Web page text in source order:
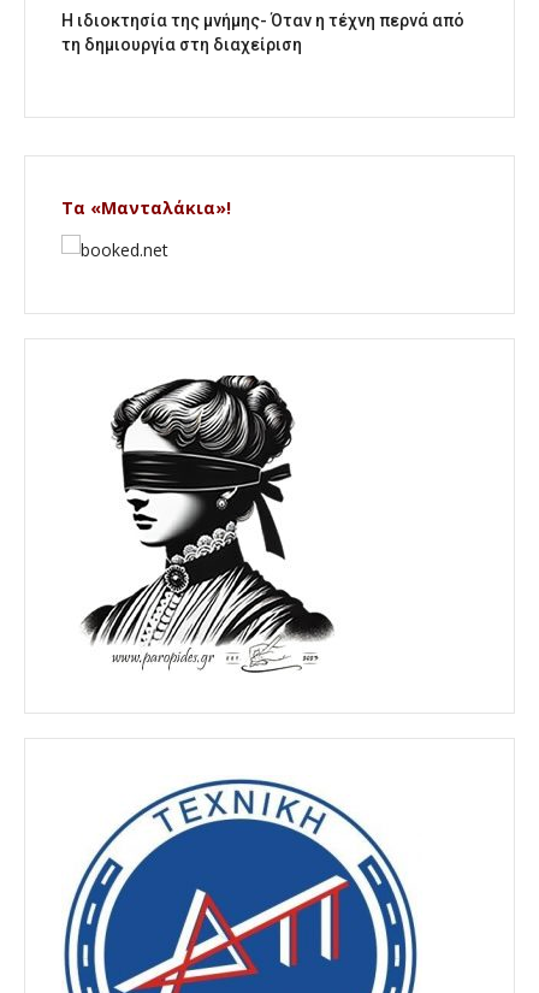
Η ιδιοκτησία της μνήμης- Όταν η τέχνη περνά από
τη δημιουργία στη διαχείριση
Τα «Μανταλάκια»!